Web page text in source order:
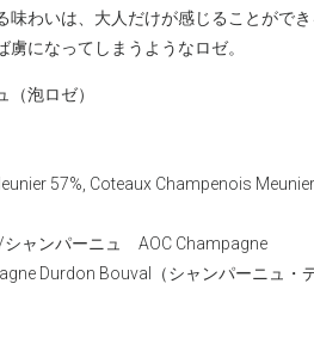
味わいは、大人だけが感じることができ
虜になってしまうようなロゼ。
（泡ロゼ）
57%, Coteaux Champenois
ャンパーニュ AOC Champagne
Durdon Bouval（シャンパーニュ・